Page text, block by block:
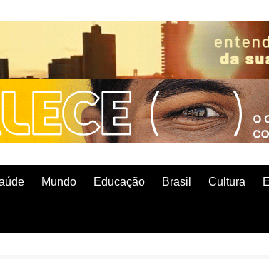
Mundo Educação Brasil Cultura